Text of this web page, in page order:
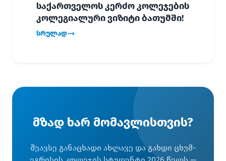
საქართველოს კერძო კოლეჯების
კოლეგიალური ვიზიტი ბათუმში!
სრულად
მზად ხარ მომავლისთვის?
შეავსე განაცხადი ახლავე და გახდი ცხუმ-